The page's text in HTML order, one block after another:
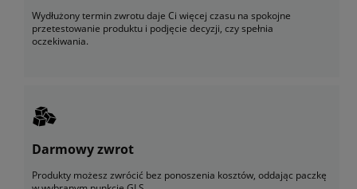
Wydłużony termin zwrotu daje Ci więcej czasu na spokojne
przetestowanie produktu i podjęcie decyzji, czy spełnia
oczekiwania.
Darmowy zwrot
Produkty możesz zwrócić bez ponoszenia kosztów, oddając paczkę